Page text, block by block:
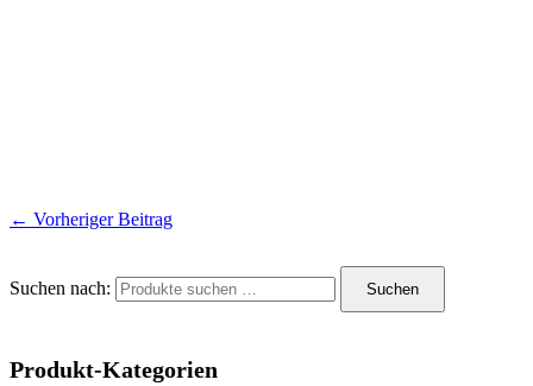
← Vorheriger Beitrag
Suchen nach: Suchen
Produkt-Kategorien